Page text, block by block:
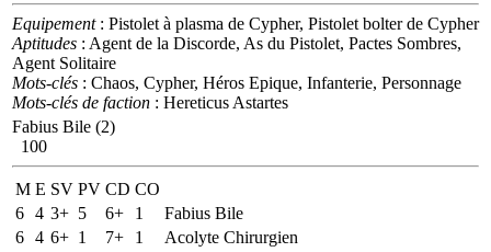
Equipement: Pistolet à plasma de Cypher, Pistolet bolter de Cypher
Aptitudes : Agent de la Discorde, As du Pistolet, Pactes Sombres,
Agent Solitaire
Mots-clés : Chaos, Cypher, Héros Epique, Infanterie, Personnage
Mots-clés de faction : Hereticus Astartes
Fabius Bile (2)
100
M E SV PV CD CO
6 4 3+ 5 6+ 1
Fabius Bile
6 4 6+ 1 7+ 1
Acolyte Chirurgien